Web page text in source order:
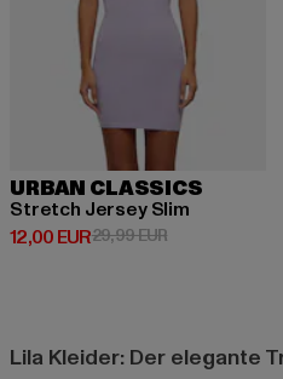
URBAN CLASSICS
Stretch Jersey Slim
12,00 EUR
Derzeitiger Preis: 12,00 EUR
29,99 EURAktionspreis:
Lila Kleider: Der elegante